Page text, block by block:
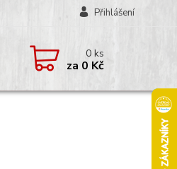
Přihlášení
0ks
za 0 Kč